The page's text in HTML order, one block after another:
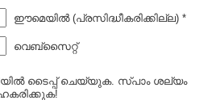
ഈമെയില്‍ (പ്രസിദ്ധീകരിക്കില്ല) *
വെബ്സൈറ്റ്
ടൈപ്പ്‌ ചെയ്യുക. സ്പാം ശല്യം